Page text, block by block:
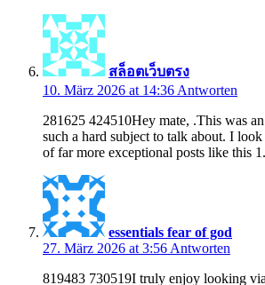
สล็อตเว็บตรง
10. März 2026 at 14:36 Antworten
281625 424510Hey mate, .This was
such a hard subject to talk about. I
of far more exceptional posts like this
essentials fear of god
27. März 2026 at 3:56 Antworten
819483 730519I truly enjoy looking